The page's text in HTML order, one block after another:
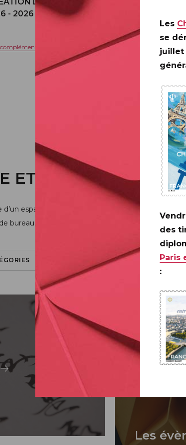
- 2026 / BLOC
DERNIER
ET ÉCRITURE
espace consacré à l’écrit : carterie, papier
bureau, livres d’or et albums photos.
Les
Les
se
juillet
des
Paris
: